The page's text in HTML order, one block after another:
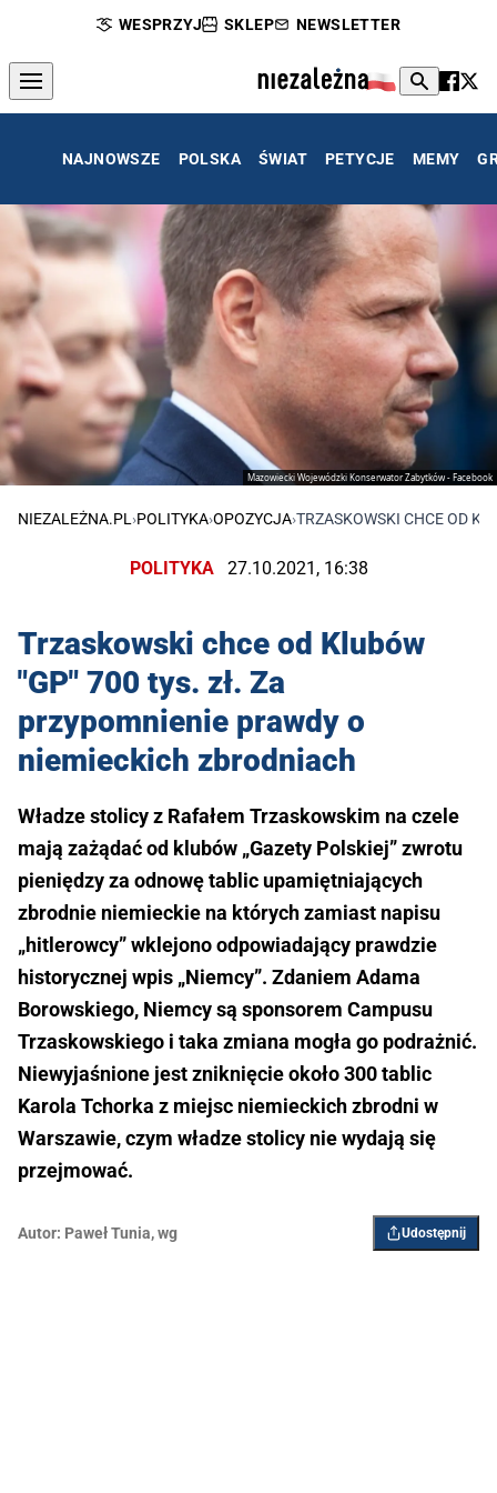
WESPRZYJ SKLEP NEWSLETTER
NAJNOWSZE POLSKA ŚWIAT PETYCJE MEMY
Mazowiecki Wojewódzki Konserwator Zabytków - Facebook
NIEZALEŻNA.PL›POLITYKA›OPOZYCJA›TRZASKOWSKI CHCE OD
POLITYKA 27.10.2021, 16:38
Trzaskowski chce od Klubów
"GP" 700 tys. zł. Za
przypomnienie prawdy o
niemieckich zbrodniach
Władze stolicy z Rafałem Trzaskowskim na czele
mają zażądać od klubów „Gazety Polskiej” zwrotu
pieniędzy za odnowę tablic upamiętniających
zbrodnie niemieckie na których zamiast napisu
„hitlerowcy” wklejono odpowiadający prawdzie
historycznej wpis „Niemcy”. Zdaniem Adama
Borowskiego, Niemcy są sponsorem Campusu
Trzaskowskiego i taka zmiana mogła go podrażnić.
Niewyjaśnione jest zniknięcie około 300 tablic
Karola Tchorka z miejsc niemieckich zbrodni w
Warszawie, czym władze stolicy nie wydają się
przejmować.
Autor: Paweł Tunia,wg Udostępnij